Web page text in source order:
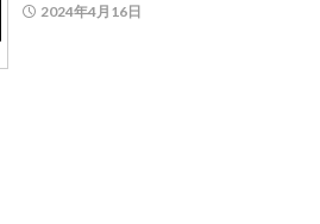
2024年4月16日